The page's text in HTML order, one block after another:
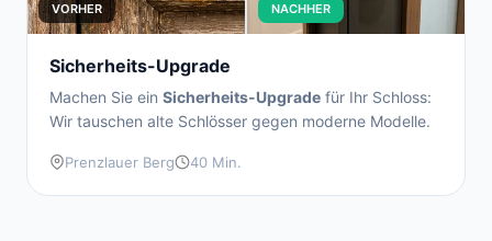
VORHER NACHHER
Sicherheits-Upgrade
Machen Sie ein Sicherheits-Upgrade für Ihr Schloss:
Wir tauschen alte Schlösser gegen moderne Modelle.
Prenzlauer Berg 40 Min.